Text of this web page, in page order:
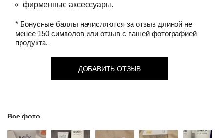
фирменные аксессуары.
* Бонусные баллы начисляются за отзыв длиной не
менее 150 символов или отзыв с вашей фотографией
продукта.
ДОБАВИТЬ ОТЗЫВ
Все фото